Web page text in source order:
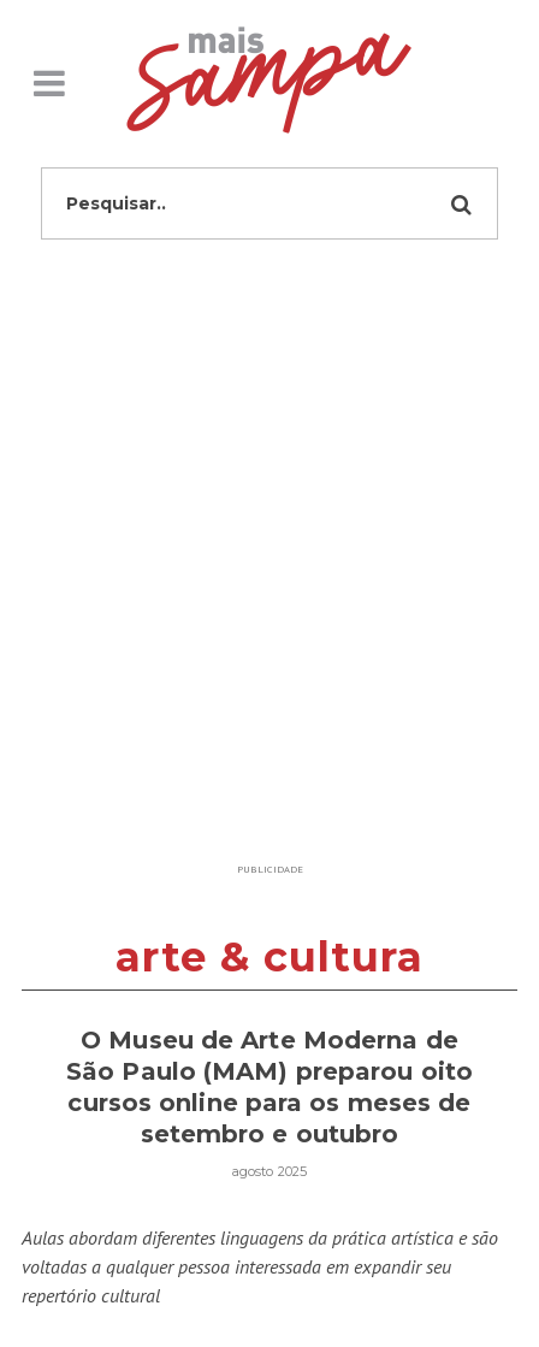
PUBLICIDADE
arte & cultura
O Museu de Arte Moderna de
São Paulo (MAM) preparou oito
cursos online para os meses de
setembro e outubro
agosto 2025
Aulas abordam diferentes linguagens da prática artística e são
voltadas a qualquer pessoa interessada em expandir seu
repertório cultural